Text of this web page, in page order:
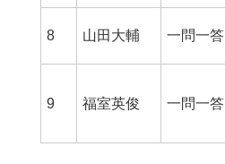
8 山田大輔 一問一答
9 福室英俊 一問一答